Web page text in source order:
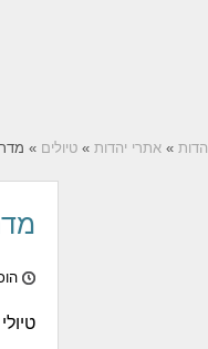
» אתרי יהדות » טיולים »